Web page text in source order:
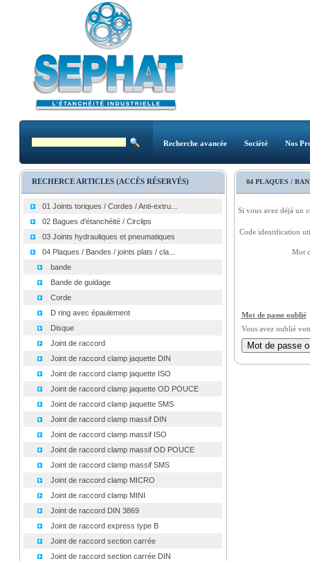
Recherche avancée Société Nos
RECHERCE ARTICLES (ACCÈS RÉSERVÉS)
01 Joints toriques / Cordes / Anti-extru...
02 Bagues d'étanchéité / Circlips
03 Joints hydrauliques et pneumatiques
04 Plaques / Bandes / joints plats / cla...
bande
Bande de guidage
Corde
D ring avec épaulement
Disque
Joint de raccord
Joint de raccord clamp jaquette DIN
Joint de raccord clamp jaquette ISO
Joint de raccord clamp jaquette OD POUCE
Joint de raccord clamp jaquette SMS
Joint de raccord clamp massif DIN
Joint de raccord clamp massif ISO
Joint de raccord clamp massif OD POUCE
Joint de raccord clamp massif SMS
Joint de raccord clamp MICRO
Joint de raccord clamp MINI
Joint de raccord DIN 3869
Joint de raccord express type B
Joint de raccord section carrée
Joint de raccord section carrée DIN
04 PLAQUES /
Si vous avez déjà un
Code identification
Mot
Mot de passe oublié
Vous avez oublié